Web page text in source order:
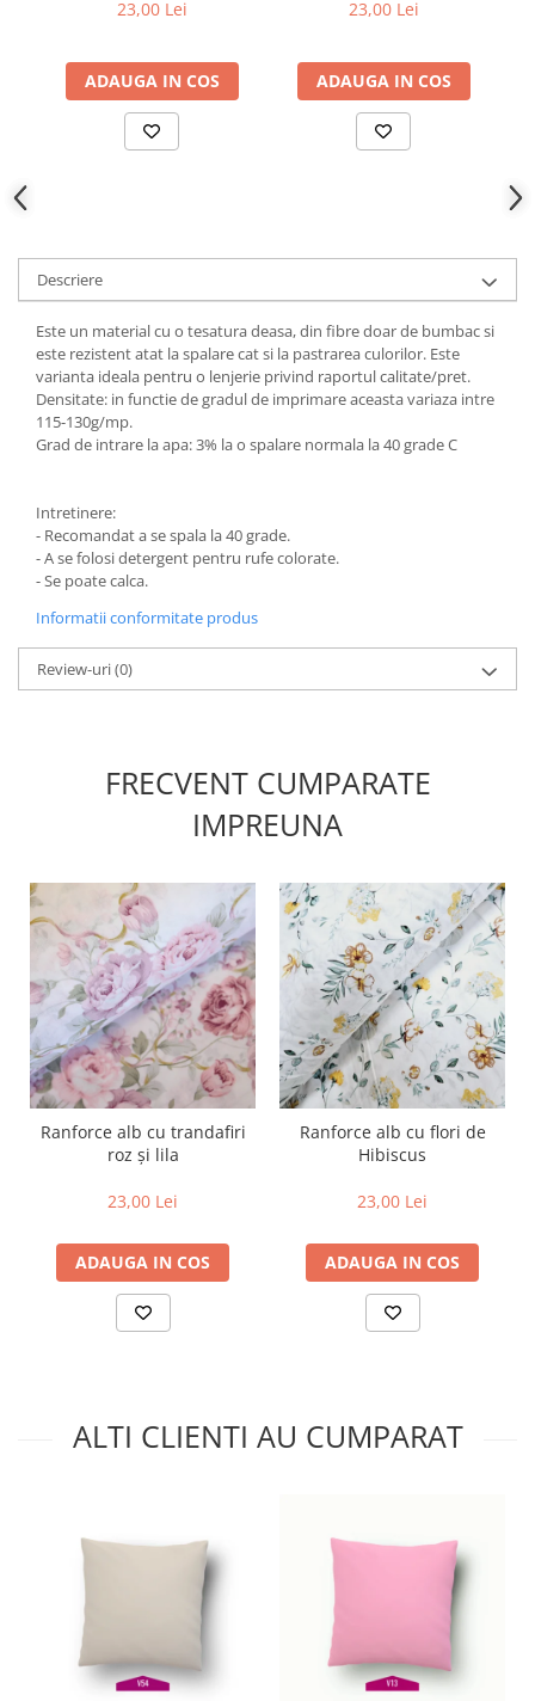
23,00 Lei
ADAUGA IN COS
23,00 Lei
ADAUGA IN COS
Descriere
Este un material cu o tesatura deasa, din fibre doar de bumbac si
este rezistent atat la spalare cat si la pastrarea culorilor. Este
varianta ideala pentru o lenjerie privind raportul calitate/pret.
Densitate: in functie de gradul de imprimare aceasta variaza intre
115-130g/mp.
Grad de intrare la apa: 3% la o spalare normala la 40 grade C
Intretinere:
- Recomandat a se spala la 40 grade.
- A se folosi detergent pentru rufe colorate.
- Se poate calca.
Informatii conformitate produs
Review-uri(0)
FRECVENT CUMPARATE
IMPREUNA
Ranforce alb cu trandafiri
roz și lila
23,00 Lei
ADAUGA IN COS
Ranforce alb cu flori de
Hibiscus
23,00 Lei
ADAUGA IN COS
ALTI CLIENTI AU CUMPARAT